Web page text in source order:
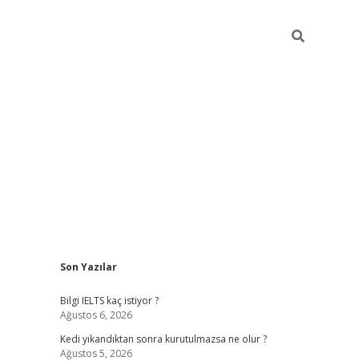
Sidebar
Son Yazılar
Bilgi IELTS kaç istiyor ?
Ağustos 6, 2026
Kedi yıkandıktan sonra kurutulmazsa ne olur ?
Ağustos 5, 2026
ilbetbetci